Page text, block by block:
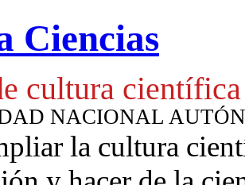
Ciencias
cultura científica
NACIONAL
la cultura